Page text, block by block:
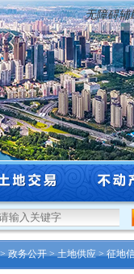
无障碍辅
浑河（含大辽河）防洪治理
政务公开>土地供应>征地